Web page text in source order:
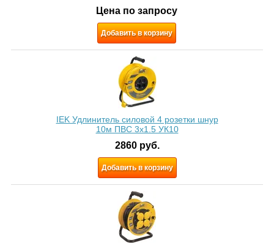
Цена по запросу
Добавить в корзину
IEK Удлинитель силовой 4 розетки шнур
10м ПВС 3x1.5 УК10
2860 руб.
Добавить в корзину